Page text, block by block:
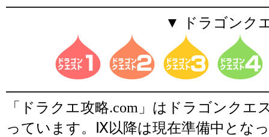
▼ ドラゴンク
「ドラクエ攻略.com」はドラゴンク
っています。Ⅸ以降は現在準備中とな